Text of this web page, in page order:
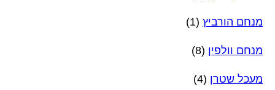
מנחם הורביץ (1)
מנחם וולפין (8)
מעכל שטרן (4)